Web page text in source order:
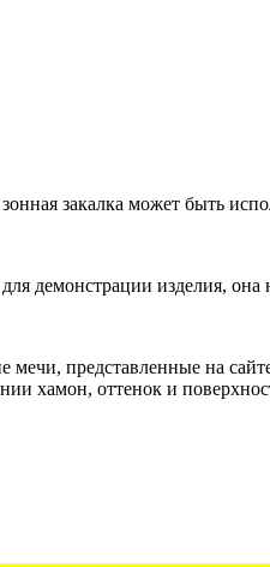
закалка может быть
демонстрации изделия,
мечи, представленные на
хамон, оттенок и